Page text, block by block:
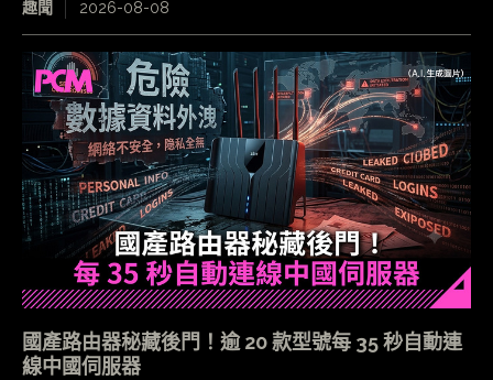
趣聞 2026-08-08
國產路由器秘藏後門！逾 20 款型號每 35 秒自動連
線中國伺服器